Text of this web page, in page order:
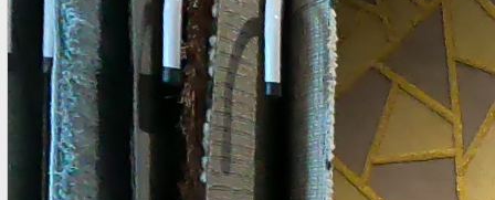
tổng hợp từ nhiều nguồn để các bạn ...